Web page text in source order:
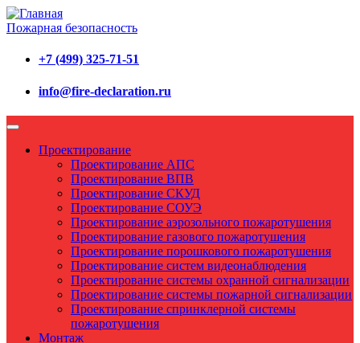
Пожарная безопасность
+7 (499) 325-71-51
info@fire-declaration.ru
Проектирование
Проектирование АПС
Проектирование ВПВ
Проектирование СКУД
Проектирование СОУЭ
Проектирование аэрозольного пожаротушения
Проектирование газового пожаротушения
Проектирование порошкового пожаротушения
Проектирование систем видеонаблюдения
Проектирование системы охранной сигнализации
Проектирование системы пожарной сигнализации
Проектирование спринклерной системы
пожаротушения
Монтаж